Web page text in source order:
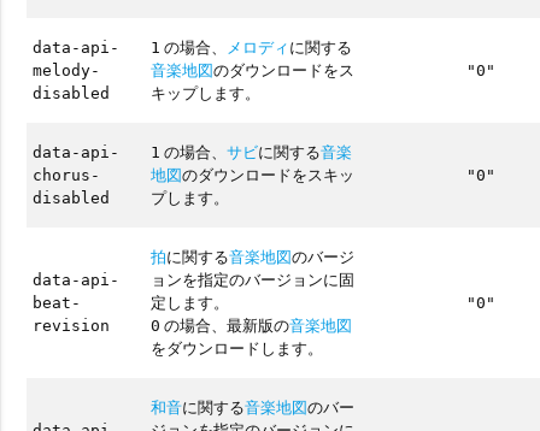
data-api-
melody-
disabled
1 の場合、 メロディに関する
音楽地図のダウンロードをス
キップします。
"0"
data-api-
chorus-
disabled
1 の場合、サビに関する音楽
地図のダウンロードをスキッ
プします。
"0"
data-api-
beat-
revision
拍に関する音楽地図のバージ
ョンを指定のバージョンに固
定します。
0 の場合、最新版の音楽地図
をダウンロードします。
"0"
和音に関する音楽地図のバー